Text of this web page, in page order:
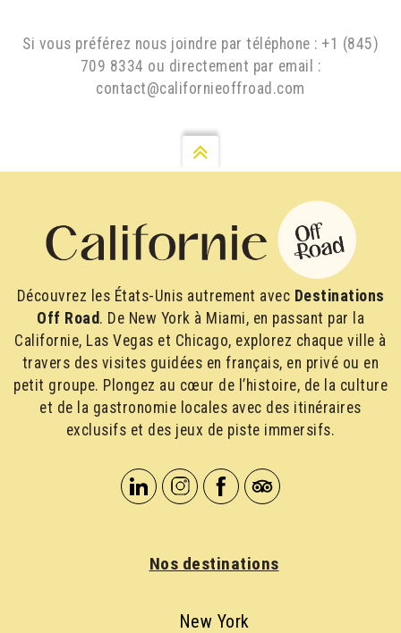
Si vous préférez nous joindre par téléphone : +1 (845)
709 8334 ou directement par email :
contact@californieoffroad.com
Découvrez les États-Unis autrement avec Destinations
Off Road . De New York à Miami, en passant par la
Californie, Las Vegas et Chicago, explorez chaque ville à
travers des visites guidées en français, en privé ou en
petit groupe. Plongez au cœur de l’histoire, de la culture
et de la gastronomie locales avec des itinéraires
exclusifs et des jeux de piste immersifs.
Nos destinations
New York